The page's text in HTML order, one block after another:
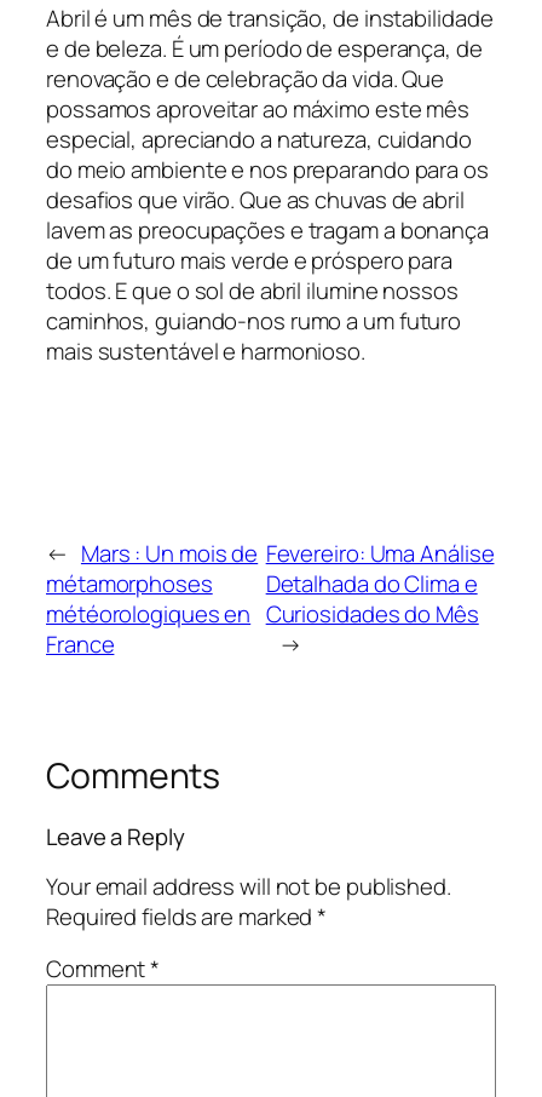
Abril é um mês de transição, de instabilidade
e de beleza. É um período de esperança, de
renovação e de celebração da vida. Que
possamos aproveitar ao máximo este mês
especial, apreciando a natureza, cuidando
do meio ambiente e nos preparando para os
desafios que virão. Que as chuvas de abril
lavem as preocupações e tragam a bonança
de um futuro mais verde e próspero para
todos. E que o sol de abril ilumine nossos
caminhos, guiando-nos rumo a um futuro
mais sustentável e harmonioso.
← Mars : Un mois de
métamorphoses
météorologiques en
France
Fevereiro: Uma Análise
Detalhada do Clima e
Curiosidades do Mês
→
Comments
Leave a Reply
Your email address will not be published.
Required fields are marked*
Comment*